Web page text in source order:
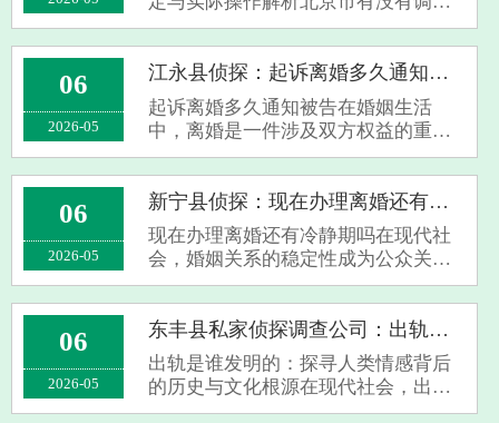
公司在现代家庭中，离婚已成为常见
现象。伴随而来的一个重要问题便是
子女抚养费的支付期限。许多父母在
面对离婚时，关心“孩子的抚养费到几
岁为止···
06
2026-05
江永县侦探：起诉离婚多久通知被告
起诉离婚多久通知被告在婚姻生活
中，离婚是一件涉及双方权益的重要
法律行为。当一方决定通过起诉方式
解除婚姻关系时，“起诉离婚多久通知
被告”成为许多当事人关心的焦点问
题。本文将围绕这一主题，为您详细
解析相关···
06
2026-05
新宁县侦探：现在办理离婚还有冷静期吗
现在办理离婚还有冷静期吗在现代社
会，婚姻关系的稳定性成为公众关注
的焦点。随着法律制度的不断完善，
许多地区引入了“冷静期”制度，以减
少冲动离婚带来的负面影响。那
么，“现在办理离婚还有冷静期
吗？”这个问题···
06
2026-05
东丰县私家侦探调查公司：出轨是谁发明的
出轨是谁发明的：探寻人类情感背后
的历史与文化根源在现代社会，出轨
已成为一个备受关注的话题，无论是